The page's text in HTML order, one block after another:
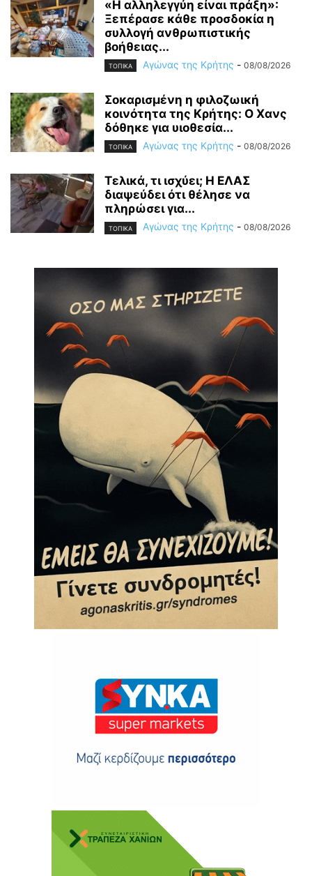
«Η αλληλεγγύη είναι πράξη»:
Ξεπέρασε κάθε προσδοκία η
συλλογή ανθρωπιστικής
βοήθειας...
ΤΟΠΙΚΑ Αγώνας της Κρήτης - 08/08/2026
Σοκαρισμένη η φιλοζωική
κοινότητα της Κρήτης: Ο Χανς
δόθηκε για υιοθεσία...
ΤΟΠΙΚΑ Αγώνας της Κρήτης - 08/08/2026
Τελικά, τι ισχύει; Η ΕΛΑΣ
διαψεύδει ότι θέλησε να
πληρώσει για...
ΤΟΠΙΚΑ Αγώνας της Κρήτης - 08/08/2026